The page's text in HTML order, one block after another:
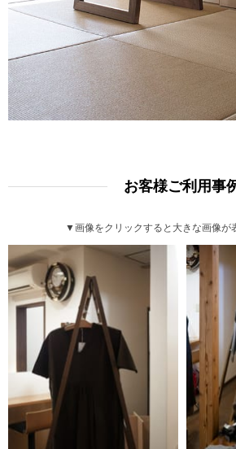
お客様ご利用事
▼画像をクリックすると大きな画像が